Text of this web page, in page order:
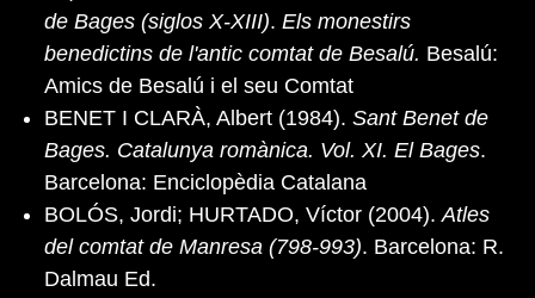
de Bages (siglos X-XIII). Els monestirs
benedictins de l'antic comtat de Besalú. Besalú:
Amics de Besalú i el seu Comtat
BENET I CLARÀ, Albert (1984). Sant Benet de
Bages. Catalunya romànica. Vol. XI. El Bages.
Barcelona: Enciclopèdia Catalana
BOLÓS, Jordi; HURTADO, Víctor (2004).Atles
del comtat de Manresa (798-993). Barcelona: R.
Dalmau Ed.